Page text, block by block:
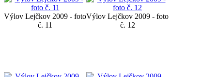
Výlov Lejčkov 2009 - foto
č. 11
Výlov Lejčkov 2009 - foto
č. 12